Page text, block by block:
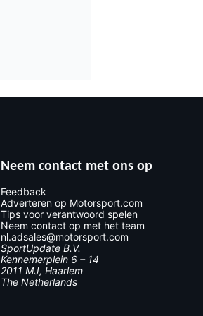
Neem contact met ons op
Feedback
Adverteren op Motorsport.com
Tips voor verantwoord spelen
Neem contact op met het team
nl.adsales@motorsport.com
SportUpdate B.V.
Kennemerplein 6 – 14
2011 MJ, Haarlem
The Netherlands